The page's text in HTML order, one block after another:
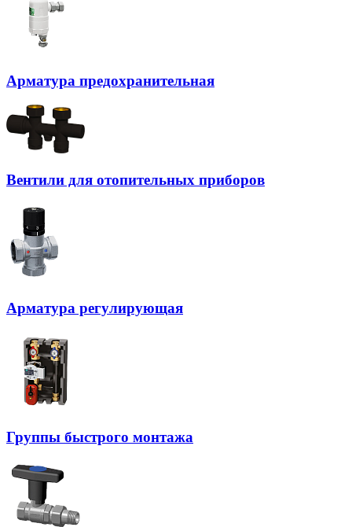
Арматура предохранительная
Вентили для отопительных приборов
Арматура регулирующая
Группы быстрого монтажа